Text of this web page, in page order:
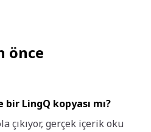
önce
LingQ kopyası mı?
çıkıyor, gerçek içerik oku